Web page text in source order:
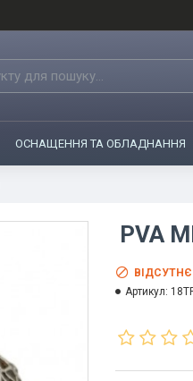
ОСНАЩЕННЯ ТА ОБЛАДНАННЯ
PVA
ВІДСУТНЄ
Артикул: